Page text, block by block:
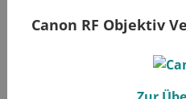
Canon RF Objektiv